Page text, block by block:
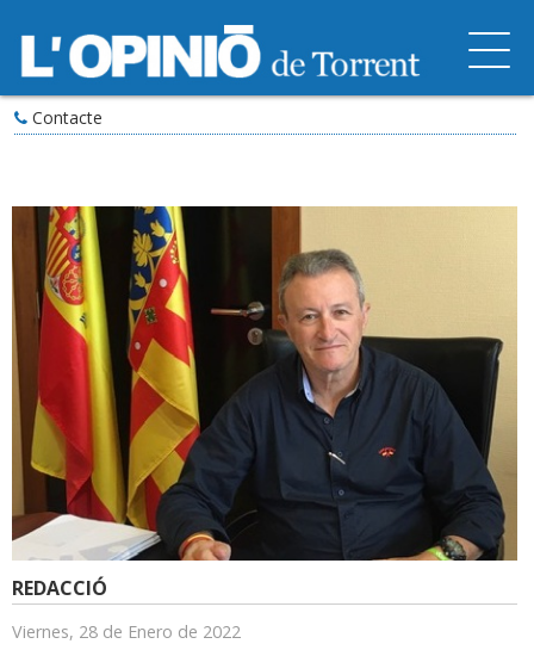
Contacte
REDACCIÓ
Viernes, 28 de Enero de 2022